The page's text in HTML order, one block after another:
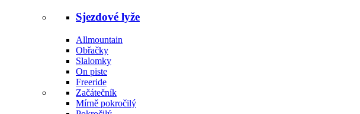
Sjezdové lyže
Allmountain
Obřačky
Slalomky
On piste
Freeride
Začátečník
Mírně pokročilý